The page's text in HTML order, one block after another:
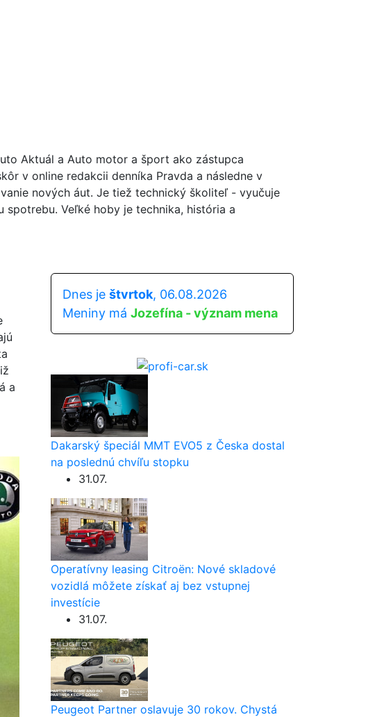
Aktuál a Auto motor a šport ako zástupca
v online redakcii denníka Pravda a následne v
nových áut. Je tiež technický školiteľ - vyučuje
Veľké hoby je technika, história a
a
Dnes je štvrtok, 06.08.2026
Meniny má Jozefína - význam mena
Dakarský špeciál MMT EVO5 z Česka dostal
na poslednú chvíľu stopku
31.07.
Operatívny leasing Citroën: Nové skladové
vozidlá môžete získať aj bez vstupnej
investície
31.07.
Peugeot Partner oslavuje 30 rokov. Chystá